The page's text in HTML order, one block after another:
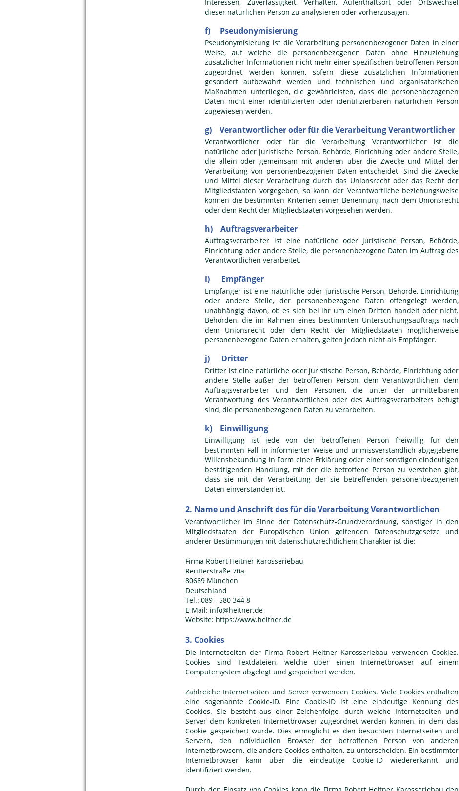
Interessen, Zuverlässigkeit, Verhalten, Aufenthaltsort oder Ortswechsel
dieser natürlichen Person zu analysieren oder vorherzusagen.
f) Pseudonymisierung
Pseudonymisierung ist die Verarbeitung personenbezogener Daten in einer
Weise, auf welche die personenbezogenen Daten ohne Hinzuziehung
zusätzlicher Informationen nicht mehr einer spezifischen betroffenen Person
zugeordnet werden können, sofern diese zusätzlichen Informationen
gesondert aufbewahrt werden und technischen und organisatorischen
Maßnahmen unterliegen, die gewährleisten, dass die personenbezogenen
Daten nicht einer identifizierten oder identifizierbaren natürlichen Person
zugewiesen werden.
g) Verantwortlicher oder für die Verarbeitung Verantwortlicher
Verantwortlicher oder für die Verarbeitung Verantwortlicher ist die
natürliche oder juristische Person, Behörde, Einrichtung oder andere Stelle,
die allein oder gemeinsam mit anderen über die Zwecke und Mittel der
Verarbeitung von personenbezogenen Daten entscheidet. Sind die Zwecke
und Mittel dieser Verarbeitung durch das Unionsrecht oder das Recht der
Mitgliedstaaten vorgegeben, so kann der Verantwortliche beziehungsweise
können die bestimmten Kriterien seiner Benennung nach dem Unionsrecht
oder dem Recht der Mitgliedstaaten vorgesehen werden.
h) Auftragsverarbeiter
Auftragsverarbeiter ist eine natürliche oder juristische Person, Behörde,
Einrichtung oder andere Stelle, die personenbezogene Daten im Auftrag des
Verantwortlichen verarbeitet.
i) Empfänger
Empfänger ist eine natürliche oder juristische Person, Behörde, Einrichtung
oder andere Stelle, der personenbezogene Daten offengelegt werden,
unabhängig davon, ob es sich bei ihr um einen Dritten handelt oder nicht.
Behörden, die im Rahmen eines bestimmten Untersuchungsauftrags nach
dem Unionsrecht oder dem Recht der Mitgliedstaaten möglicherweise
personenbezogene Daten erhalten, gelten jedoch nicht als Empfänger.
j) Dritter
Dritter ist eine natürliche oder juristische Person, Behörde, Einrichtung oder
andere Stelle außer der betroffenen Person, dem Verantwortlichen, dem
Auftragsverarbeiter und den Personen, die unter der unmittelbaren
Verantwortung des Verantwortlichen oder des Auftragsverarbeiters befugt
sind, die personenbezogenen Daten zu verarbeiten.
k) Einwilligung
Einwilligung ist jede von der betroffenen Person freiwillig für den
bestimmten Fall in informierter Weise und unmissverständlich abgegebene
Willensbekundung in Form einer Erklärung oder einer sonstigen eindeutigen
bestätigenden Handlung, mit der die betroffene Person zu verstehen gibt,
dass sie mit der Verarbeitung der sie betreffenden personenbezogenen
Daten einverstanden ist.
2. Name und Anschrift des für die Verarbeitung Verantwortlichen
Verantwortlicher im Sinne der Datenschutz-Grundverordnung, sonstiger in den
Mitgliedstaaten der Europäischen Union geltenden Datenschutzgesetze und
anderer Bestimmungen mit datenschutzrechtlichem Charakter ist die:
Firma Robert Heitner Karosseriebau
Reutterstraße 70a
80689 München
Deutschland
Tel.: 089 - 580 344 8
E-Mail: info@heitner.de
Website: https://www.heitner.de
3. Cookies
Die Internetseiten der Firma Robert Heitner Karosseriebau verwenden Cookies.
Cookies sind Textdateien, welche über einen Internetbrowser auf einem
Computersystem abgelegt und gespeichert werden.
Zahlreiche Internetseiten und Server verwenden Cookies. Viele Cookies enthalten
eine sogenannte Cookie-ID. Eine Cookie-ID ist eine eindeutige Kennung des
Cookies. Sie besteht aus einer Zeichenfolge, durch welche Internetseiten und
Server dem konkreten Internetbrowser zugeordnet werden können, in dem das
Cookie gespeichert wurde. Dies ermöglicht es den besuchten Internetseiten und
Servern, den individuellen Browser der betroffenen Person von anderen
Internetbrowsern, die andere Cookies enthalten, zu unterscheiden. Ein bestimmter
Internetbrowser kann über die eindeutige Cookie-ID wiedererkannt und
identifiziert werden.